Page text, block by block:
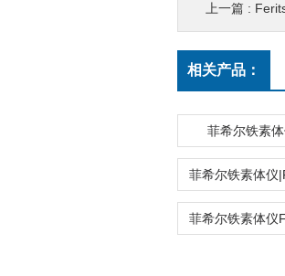
上一篇 :
相关产品：
菲希尔铁素